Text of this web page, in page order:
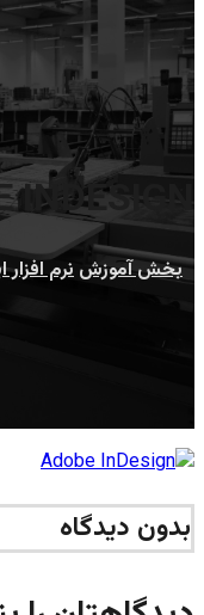
بخش آموزشنرم افزار
بدون دیدگاه